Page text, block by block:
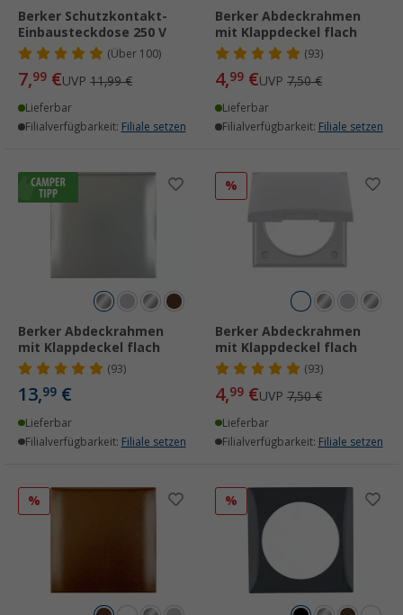
Berker Schutzkontakt-
Einbausteckdose 250 V
(Über100)
7,99 €UVP 11,99 €
Lieferbar
Filialverfügbarkeit: Filiale setzen
Berker Abdeckrahmen
mit Klappdeckel flach
(93)
4,99 €UVP 7,50 €
Lieferbar
Filialverfügbarkeit: Filiale setzen
Berker Abdeckrahmen
mit Klappdeckel flach
(93)
13,99 €
Lieferbar
Filialverfügbarkeit: Filiale setzen
%
Berker Abdeckrahmen
mit Klappdeckel flach
(93)
4,99 €UVP 7,50 €
Lieferbar
Filialverfügbarkeit: Filiale setzen
% %